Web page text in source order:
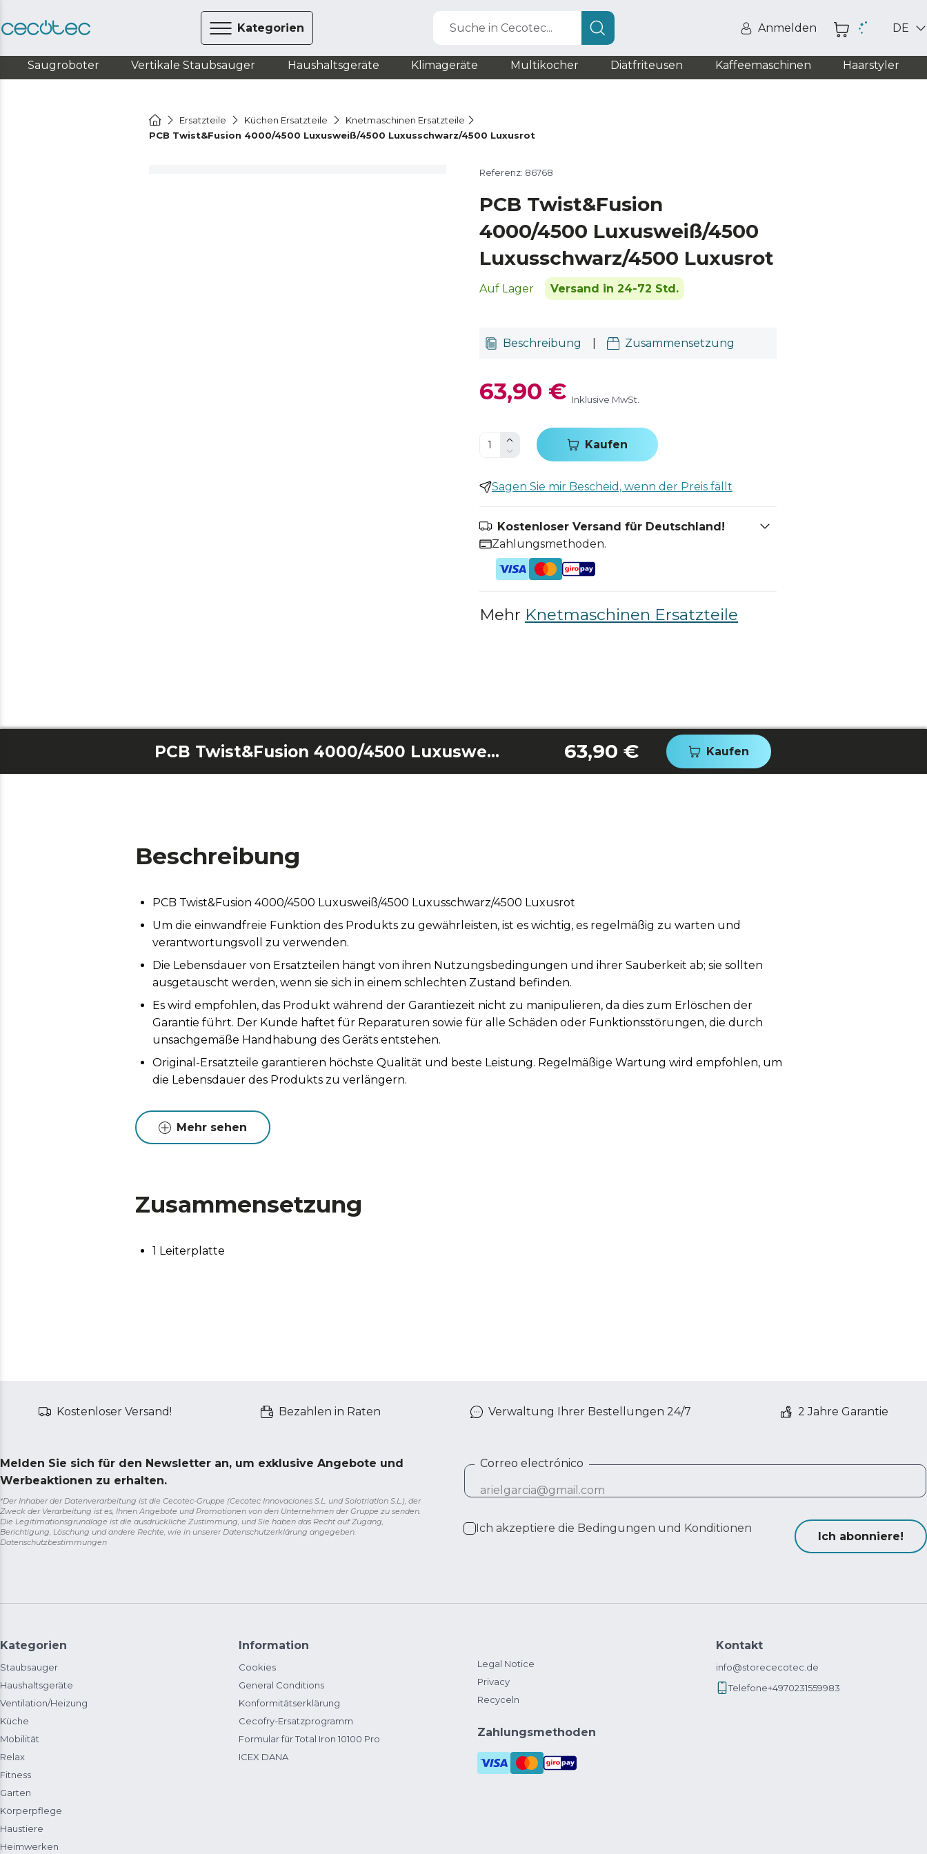
Kategorien Suche in Cecotec... Anmelden DE
Saugroboter Vertikale Staubsauger Haushaltsgeräte Klimageräte Multikocher Diätfriteusen Kaffeemaschinen Haarstyler
Ersatzteile Küchen Ersatzteile
Knetmaschinen Ersatzteile
PCB Twist&Fusion 4000/4500 Luxusweiß/4500 Luxusschwarz/4500 Luxusrot
Referenz: 86768
PCB Twist&Fusion
4000/4500 Luxusweiß/4500
Luxusschwarz/4500 Luxusrot
Auf Lager Versand in 24-72 Std.
Beschreibung Zusammensetzung
63,90 € Inklusive MwSt.
Kaufen
Sagen Sie mir Bescheid, wenn der Preis fällt
Kostenloser Versand für Deutschland!
Zahlungsmethoden.
Mehr Knetmaschinen Ersatzteile
PCB Twist&Fusion 4000/4500 Luxusweiß/4500 Luxusschwarz/4500 Luxusrot 63,90 € Kaufen
Beschreibung
PCB Twist&Fusion 4000/4500 Luxusweiß/4500 Luxusschwarz/4500 Luxusrot
Um die einwandfreie Funktion des Produkts zu gewährleisten, ist es wichtig, es regelmäßig zu warten und
verantwortungsvoll zu verwenden.
Die Lebensdauer von Ersatzteilen hängt von ihren Nutzungsbedingungen und ihrer Sauberkeit ab; sie sollten
ausgetauscht werden, wenn sie sich in einem schlechten Zustand befinden.
Es wird empfohlen, das Produkt während der Garantiezeit nicht zu manipulieren, da dies zum Erlöschen der
Garantie führt. Der Kunde haftet für Reparaturen sowie für alle Schäden oder Funktionsstörungen, die durch
unsachgemäße Handhabung des Geräts entstehen.
Original-Ersatzteile garantieren höchste Qualität und beste Leistung. Regelmäßige Wartung wird empfohlen, um
die Lebensdauer des Produkts zu verlängern.
Mehr sehen
Zusammensetzung
1 Leiterplatte
Kostenloser Versand! Bezahlen in Raten Verwaltung Ihrer Bestellungen 24/7 2 Jahre Garantie
Melden Sie sich für den Newsletter an, um exklusive Angebote und
Werbeaktionen zu erhalten.
*Der Inhaber der Datenverarbeitung ist die Cecotec-Gruppe (Cecotec Innovaciones S.L. und Solotriatlon S.L.), der
Zweck der Verarbeitung ist es, Ihnen Angebote und Promotionen von den Unternehmen der Gruppe zu senden.
Die Legitimationsgrundlage ist die ausdrückliche Zustimmung, und Sie haben das Recht auf Zugang,
Berichtigung, Löschung und andere Rechte, wie in unserer Datenschutzerklärung angegeben.
Datenschutzbestimmungen
Correo electrónico
Ich akzeptiere die Bedingungen und Konditionen
Ich abonniere!
Kategorien
Staubsauger
Haushaltsgeräte
Ventilation/Heizung
Küche
Mobilität
Relax
Fitness
Garten
Körperpflege
Haustiere
Heimwerken
Information
Cookies
General Conditions
Konformitätserklärung
Cecofry-Ersatzprogramm
Formular für Total Iron 10100 Pro
ICEX DANA
Legal Notice
Privacy
Recyceln
Zahlungsmethoden
Kontakt
info@storececotec.de
Telefone+4970231559983